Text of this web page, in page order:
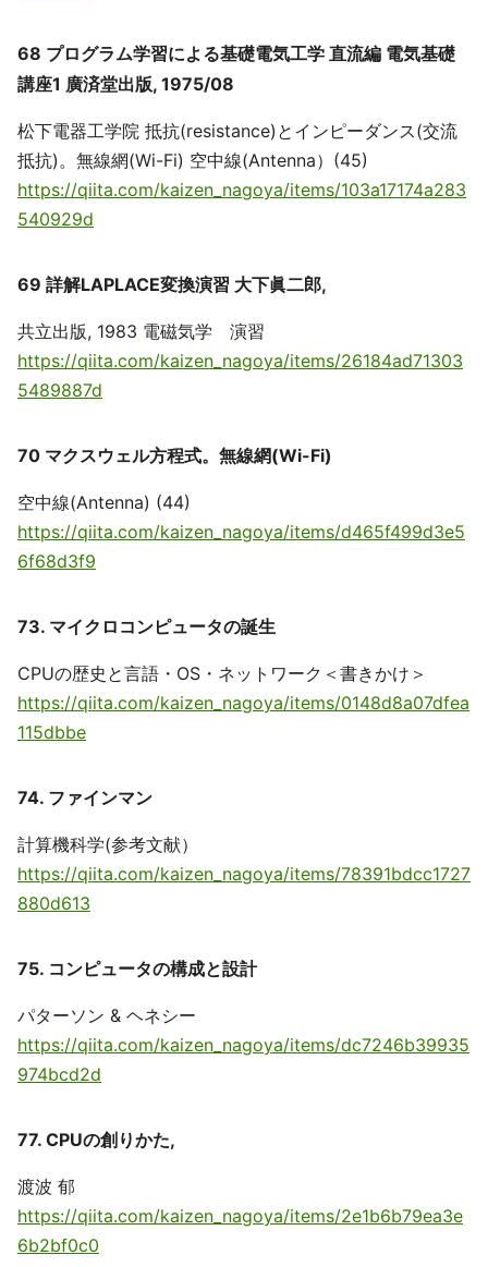
68 プログラム学習による基礎電気工学 直流編 電気基礎
講座1 廣済堂出版, 1975/08
松下電器工学院 抵抗(resistance)とインピーダンス(交流
抵抗)。無線網(Wi-Fi) 空中線(Antenna）(45)
https://qiita.com/kaizen_nagoya/items/103a17174a283
540929d
69 詳解LAPLACE変換演習 大下眞二郎,
共立出版, 1983 電磁気学 演習
https://qiita.com/kaizen_nagoya/items/26184ad71303
5489887d
70 マクスウェル方程式。無線網(Wi-Fi)
空中線(Antenna) (44)
https://qiita.com/kaizen_nagoya/items/d465f499d3e5
6f68d3f9
73. マイクロコンピュータの誕生
CPUの歴史と言語・OS・ネットワーク＜書きかけ＞
https://qiita.com/kaizen_nagoya/items/0148d8a07dfea
115dbbe
74. ファインマン
計算機科学(参考文献）
https://qiita.com/kaizen_nagoya/items/78391bdcc1727
880d613
75. コンピュータの構成と設計
パターソン & ヘネシー
https://qiita.com/kaizen_nagoya/items/dc7246b39935
974bcd2d
77. CPUの創りかた,
渡波 郁
https://qiita.com/kaizen_nagoya/items/2e1b6b79ea3e
6b2bf0c0